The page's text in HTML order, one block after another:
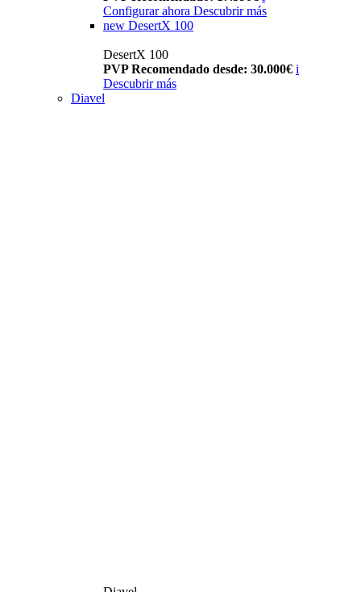
Configurar ahora Descubrir más
new DesertX 100
DesertX 100
PVP Recomendado desde: 30.000€ i
Descubrir más
Diavel